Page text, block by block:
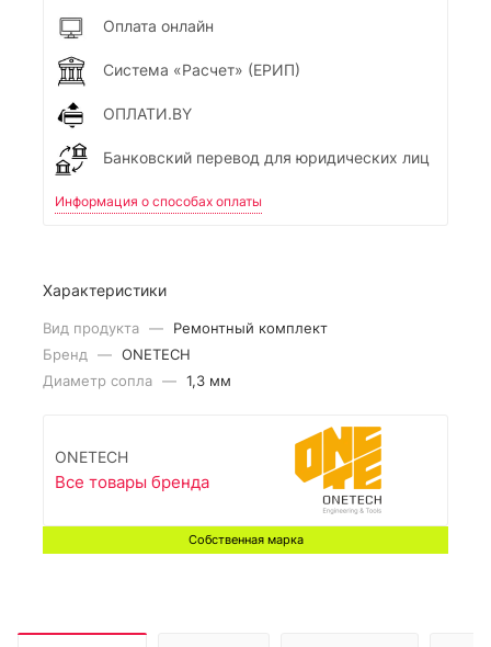
Оплата онлайн
Система «Расчет» (ЕРИП)
ОПЛАТИ.BY
Банковский перевод для юридических лиц
Информация о способах оплаты
Характеристики
Вид продукта —
Ремонтный комплект
Бренд — ONETECH
Диаметр сопла — 1,3 мм
ONETECH
Все товары бренда
Собственная марка